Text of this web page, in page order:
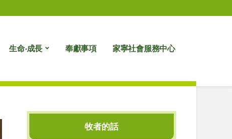
生命‧成長 奉獻事項 家寧社會服務中心
牧者的話